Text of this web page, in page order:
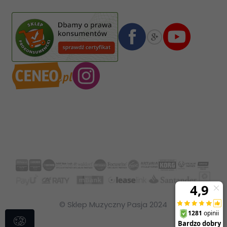
08 1140 2004 0000 3102 4903 0792
© Sklep Muzyczny Pasja 2024